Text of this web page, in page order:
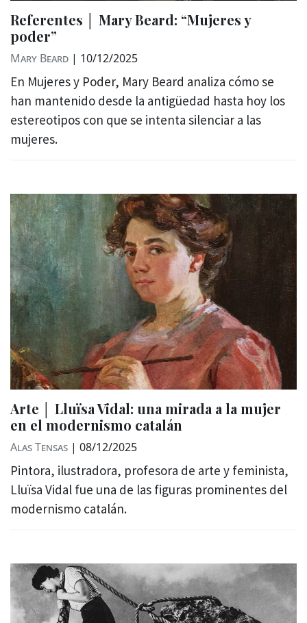
Referentes │ Mary Beard: “Mujeres y
poder”
Mary Beard | 10/12/2025
En Mujeres y Poder, Mary Beard analiza cómo se
han mantenido desde la antigüedad hasta hoy los
estereotipos con que se intenta silenciar a las
mujeres.
Arte │ Lluïsa Vidal: una mirada a la mujer
en el modernismo catalán
Alas Tensas | 08/12/2025
Pintora, ilustradora, profesora de arte y feminista,
Lluïsa Vidal fue una de las figuras prominentes del
modernismo catalán.